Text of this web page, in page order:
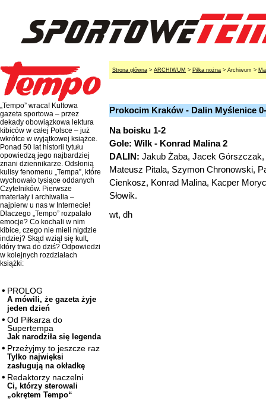
„Tempo” wraca! Kultowa
gazeta sportowa – przez
dekady obowiązkowa lektura
kibiców w całej Polsce – już
wkrótce w wyjątkowej książce.
Ponad 50 lat historii tytułu
opowiedzą jego najbardziej
znani dziennikarze. Odsłonią
kulisy fenomenu „Tempa”, które
wychowało tysiące oddanych
Czytelników. Pierwsze
materiały i archiwalia –
najpierw u nas w Internecie!
Dlaczego „Tempo” rozpalało
emocje? Co kochali w nim
kibice, czego nie mieli nigdzie
indziej? Skąd wziął się kult,
który trwa do dziś? Odpowiedzi
w kolejnych rozdziałach
książki:
PROLOG
A mówili, że gazeta żyje
jeden dzień
Od Piłkarza do
Supertempa
Jak narodziła się legenda
Przeżyjmy to jeszcze raz
Tylko najwięksi
zasługują na okładkę
Redaktorzy naczelni
Ci, którzy sterowali
„okrętem Tempo“
Strona główna > ARCHIWUM > Piłka nożna > Archiwum >
Prokocim Kraków - Dalin Myślenice
Na boisku 1-2
Gole: Wilk - Konrad Malina 2
DALIN: Jakub Żaba, Jacek Górszczak,
Mateusz Pitala, Szymon Chronowski,
Cienkosz, Konrad Malina, Kacper
Słowik.
wt, dh